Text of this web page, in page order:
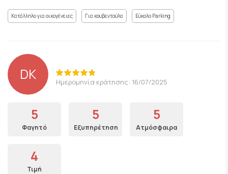
Κατάλληλο για οικογένειες Για κουβεντούλα Εύκολο Parking
DK Ημερομηνία κράτησης: 16/07/2025
5
Φαγητό
5
Εξυπηρέτηση
5
Ατμόσφαιρα
4
Τιμή